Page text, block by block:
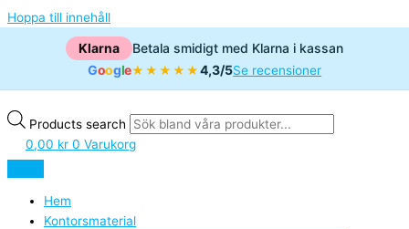
Hoppa till innehåll
Klarna
Betala smidigt med Klarna i kassan
Google★★★★★4,3/5Se recensioner
Products search
0,00 kr 0 Varukorg
Hem
Kontorsmaterial